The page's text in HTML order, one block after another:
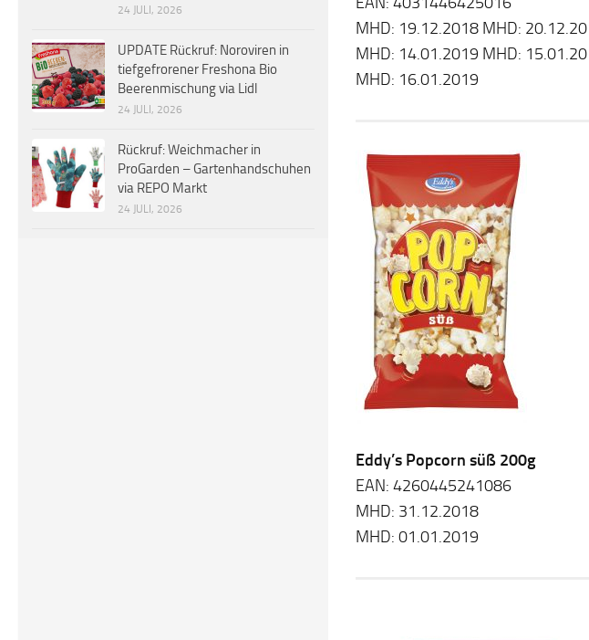
MHD: 19.12.2018 MHD:
MHD: 14.01.2019 MHD:
MHD: 16.01.2019
Eddy’s Popcorn süß 200g
EAN: 4260445241086
MHD: 31.12.2018
MHD: 01.01.2019
24 JULI, 2026
UPDATE Rückruf: Noroviren in
tiefgefrorener Freshona Bio
Beerenmischung via Lidl
24 JULI, 2026
Rückruf: Weichmacher in
ProGarden – Gartenhandschuhen
via REPO Markt
24 JULI, 2026